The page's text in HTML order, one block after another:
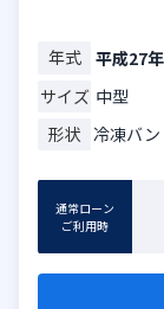
年式 平成27年
サイズ 中型
形状 冷凍バン
通常ローン
ご利用時